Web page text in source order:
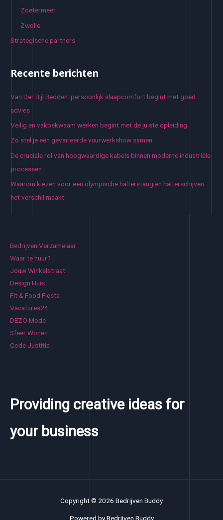
Zoetermeer
Zwolle
Strategische partners
Recente berichten
Van Der Bijl Bedden: persoonlijk slaapcomfort begint met goed
advies
Veilig en vakbekwaam werken begint met de juiste opleiding
Zo stel je een gevarieerde vuurwerkshow samen
De cruciale rol van hoogwaardige kabels binnen moderne industriële
processen
Waarom kiezen voor een olympische halterstang en halterschijven
het verschil maakt
Bedrijven Verzamelaar
Waar te huur?
Jouw Winkelstraat
Design Huis
Fit & Food Fiesta
Vacatures24
DEZO Mode
Sfeer Wonen
Code Justitia
Providing creative ideas for
your business
Copyright © 2026 Bedrijven Buddy
Powered by Bedrijven Buddy